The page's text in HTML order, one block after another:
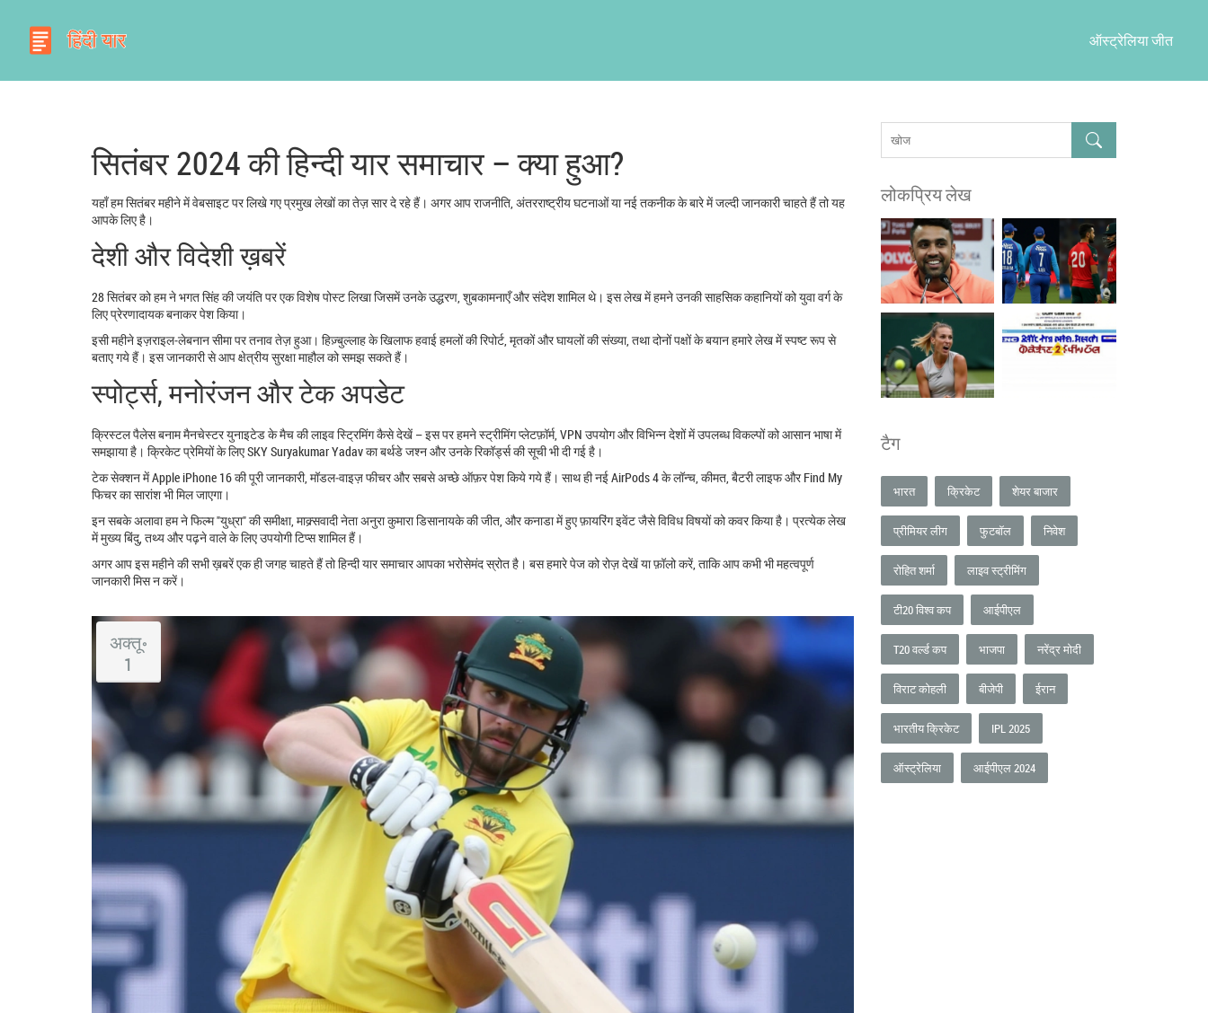
ऑस्ट्रेलिया जीत
सितंबर 2024 की हिन्दी यार समाचार – क्या हुआ?
यहाँ हम सितंबर महीने में वेबसाइट पर लिखे गए प्रमुख लेखों का तेज़ सार दे रहे हैं। अगर आप राजनीति, अंतरराष्ट्रीय घटनाओं या नई तकनीक के बारे में जल्दी जानकारी चाहते हैं तो यह
आपके लिए है।
देशी और विदेशी ख़बरें
28 सितंबर को हम ने भगत सिंह की जयंति पर एक विशेष पोस्ट लिखा जिसमें उनके उद्धरण, शुबकामनाएँ और संदेश शामिल थे। इस लेख में हमने उनकी साहसिक कहानियों को युवा वर्ग के
लिए प्रेरणादायक बनाकर पेश किया।
इसी महीने इज़राइल‑लेबनान सीमा पर तनाव तेज़ हुआ। हिज़्बुल्लाह के खिलाफ हवाई हमलों की रिपोर्ट, मृतकों और घायलों की संख्या, तथा दोनों पक्षों के बयान हमारे लेख में स्पष्ट रूप से
बताए गये हैं। इस जानकारी से आप क्षेत्रीय सुरक्षा माहौल को समझ सकते हैं।
स्पोर्ट्स, मनोरंजन और टेक अपडेट
क्रिस्टल पैलेस बनाम मैनचेस्टर युनाइटेड के मैच की लाइव स्ट्रिमिंग कैसे देखें – इस पर हमने स्ट्रीमिंग प्लेटफ़ॉर्म, VPN उपयोग और विभिन्न देशों में उपलब्ध विकल्पों को आसान भाषा में
समझाया है। क्रिकेट प्रेमियों के लिए SKY Suryakumar Yadav का बर्थडे जश्न और उनके रिकॉर्ड्स की सूची भी दी गई है।
टेक सेक्शन में Apple iPhone 16 की पूरी जानकारी, मॉडल‑वाइज़ फीचर और सबसे अच्छे ऑफ़र पेश किये गये हैं। साथ ही नई AirPods 4 के लॉन्च, कीमत, बैटरी लाइफ और Find My
फिचर का सारांश भी मिल जाएगा।
इन सबके अलावा हम ने फिल्म "युध्रा" की समीक्षा, माक्र्सवादी नेता अनुरा कुमारा डिसानायके की जीत, और कनाडा में हुए फ़ायरिंग इवेंट जैसे विविध विषयों को कवर किया है। प्रत्येक लेख
में मुख्य बिंदु, तथ्य और पढ़ने वाले के लिए उपयोगी टिप्स शामिल हैं।
अगर आप इस महीने की सभी ख़बरें एक ही जगह चाहते हैं तो हिन्दी यार समाचार आपका भरोसेमंद स्रोत है। बस हमारे पेज को रोज़ देखें या फ़ॉलो करें, ताकि आप कभी भी महत्वपूर्ण
जानकारी मिस न करें।
अक्तू॰
1
लोकप्रिय लेख
टैग
भारत क्रिकेट शेयर बाजार
प्रीमियर लीग फुटबॉल निवेश
रोहित शर्मा लाइव स्ट्रीमिंग
टी20 विश्व कप आईपीएल
T20 वर्ल्ड कप भाजपा नरेंद्र मोदी
विराट कोहली बीजेपी ईरान
भारतीय क्रिकेट IPL 2025
ऑस्ट्रेलिया आईपीएल 2024